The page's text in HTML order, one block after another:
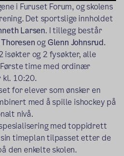
i Furuset Forum, og skolens
Det sportslige innholdet
Larsen. I tillegg består
ogGlenn Johnsrud.
isøkter og 2 fysøkter, alle
time med ordinær
kl. 10:20.
for elever som ønsker en
med å spille ishockey på
nivå.
med toppidrett
timeplan tilpasset etter de
den enkelte skolen.